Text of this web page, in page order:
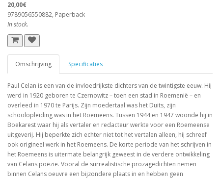
20,00€
9789056550882, Paperback
In stock.
Omschrijving Specificaties
Paul Celan is een van de invloedrijkste dichters van de twintigste eeuw. Hij
werd in 1920 geboren te Czernowitz – toen een stad in Roemenië – en
overleed in 1970 te Parijs. Zijn moedertaal was het Duits, zijn
schoolopleiding was in het Roemeens. Tussen 1944 en 1947 woonde hij in
Boekarest waar hij als vertaler en redacteur werkte voor een Roemeense
uitgeverij. Hij beperkte zich echter niet tot het vertalen alleen, hij schreef
ook origineel werk in het Roemeens. De korte periode van het schrijven in
het Roemeens is uitermate belangrijk geweest in de verdere ontwikkeling
van Celans poëzie. Vooral de surrealistische prozagedichten nemen
binnen Celans oeuvre een bijzondere plaats in en hebben geen